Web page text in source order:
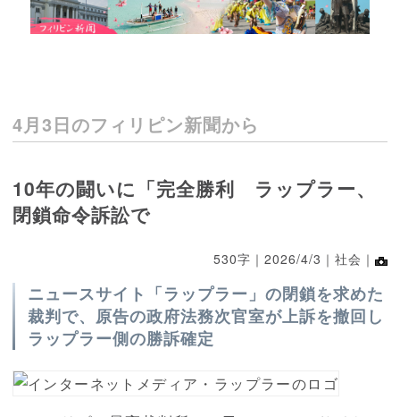
4月3日のフィリピン新聞から
10年の闘いに「完全勝利 ラップラー、
閉鎖命令訴訟で
530字｜ 2026/4/3 ｜社会｜
ニュースサイト「ラップラー」の閉鎖を求めた
裁判で、原告の政府法務次官室が上訴を撤回し
ラップラー側の勝訴確定